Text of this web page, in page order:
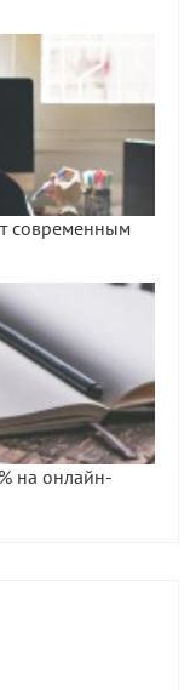
современным
на онлайн-